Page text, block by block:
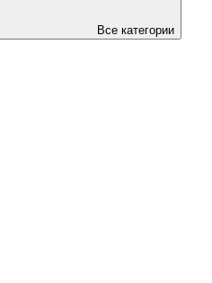
Все категории